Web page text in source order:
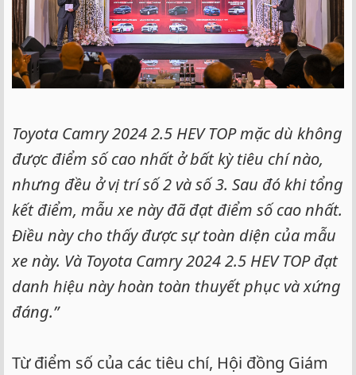
Toyota Camry 2024 2.5 HEV TOP mặc dù không
được điểm số cao nhất ở bất kỳ tiêu chí nào,
nhưng đều ở vị trí số 2 và số 3. Sau đó khi tổng
kết điểm, mẫu xe này đã đạt điểm số cao nhất.
Điều này cho thấy được sự toàn diện của mẫu
xe này. Và Toyota Camry 2024 2.5 HEV TOP đạt
danh hiệu này hoàn toàn thuyết phục và xứng
đáng.”
Từ điểm số của các tiêu chí, Hội đồng Giám